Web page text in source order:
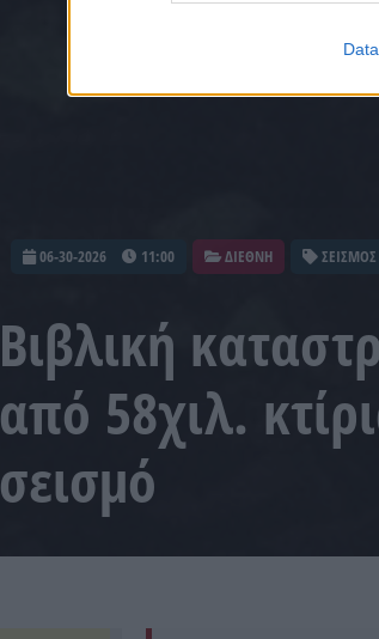
06-30-2026 11:00 ΔΙΕΘΝΗ ΣΕΙΣΜΟΣ
Βιβλική
από 58χιλ.
σεισμό